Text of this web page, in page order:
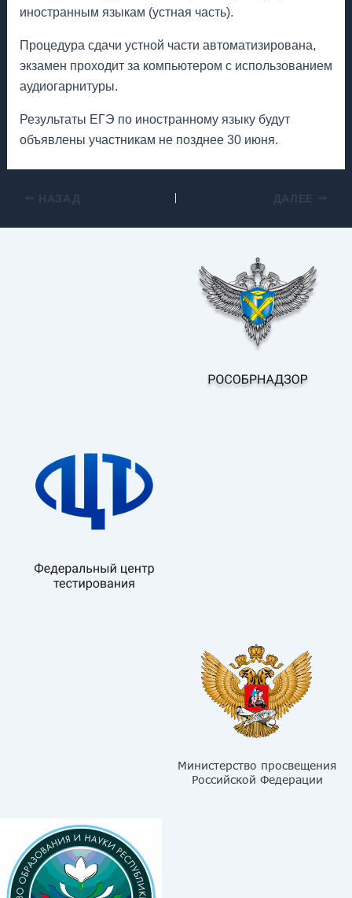
иностранным языкам (устная часть).
Процедура сдачи устной части автоматизирована,
экзамен проходит за компьютером с использованием
аудиогарнитуры.
Результаты ЕГЭ по иностранному языку будут
объявлены участникам не позднее 30 июня.
НАЗАД ДАЛЕЕ